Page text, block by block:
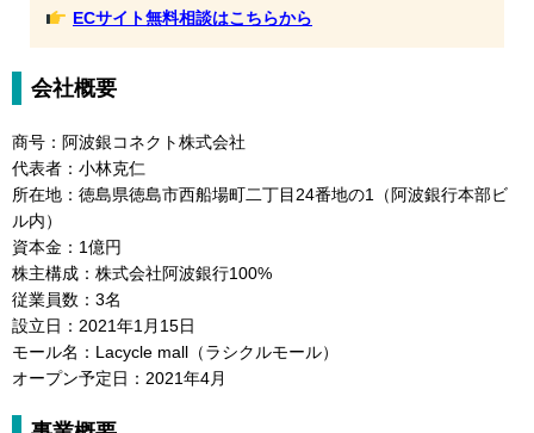
ECサイト無料相談はこちらから
会社概要
商号：阿波銀コネクト株式会社
代表者：小林克仁
所在地：徳島県徳島市西船場町二丁目24番地の1（阿波銀行本部ビ
ル内）
資本金：1億円
株主構成：株式会社阿波銀行100%
従業員数：3名
設立日：2021年1月15日
モール名：Lacycle mall（ラシクルモール）
オープン予定日：2021年4月